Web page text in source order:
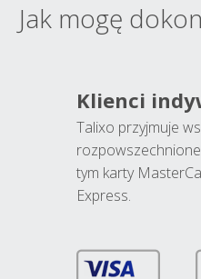
Jak mogę
Klienci
Talixo przyjmuje
tym karty
Express.